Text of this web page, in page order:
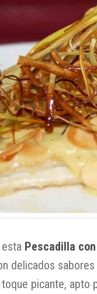
Pescadilla
delicados
picante, apto